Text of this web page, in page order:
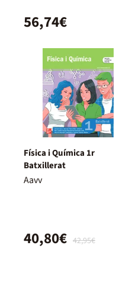
56,74€
Física i Química 1r
Batxillerat
Aavv
42,95€
40,80€